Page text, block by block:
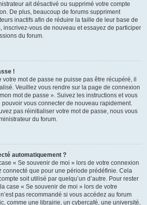
ait désactivé ou supprimé votre compte
De plus, beaucoup de forums suppriment
inactifs afin de réduire la taille de leur base de
inscrivez-vous de nouveau et essayez de participer
du forum.
!
mot de passe ne puisse pas être récupéré, il
Veuillez vous rendre sur la page de connexion
mot de passe ». Suivez les instructions et vous
vous connecter de nouveau rapidement.
pas réinitialiser votre mot de passe, nous vous
du forum.
automatiquement ?
« Se souvenir de moi » lors de votre connexion
connecté que pour une période prédéfinie. Cela
soit utilisé par quelqu’un d’autre. Pour rester
case « Se souvenir de moi » lors de votre
pas recommandé si vous accédez au forum
comme une librairie, un cybercafé, une université,